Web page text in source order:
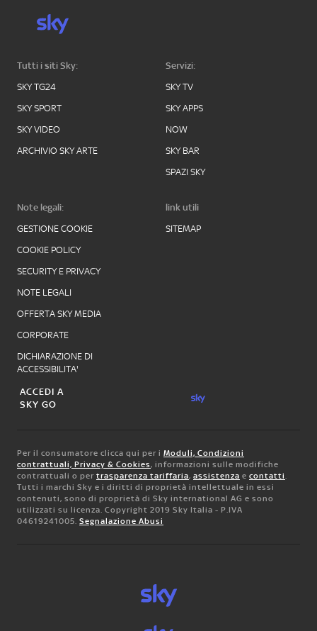
Tutti i siti Sky:
SKY TG24
SKY SPORT
SKY VIDEO
ARCHIVIO SKY ARTE
Servizi:
SKY TV
SKY APPS
NOW
SKY BAR
SPAZI SKY
Note legali:
GESTIONE COOKIE
COOKIE POLICY
SECURITY E PRIVACY
NOTE LEGALI
OFFERTA SKY MEDIA
CORPORATE
DICHIARAZIONE DI
ACCESSIBILITA'
link utili
SITEMAP
ACCEDI A
SKY GO
Per il consumatore clicca qui per i Moduli, Condizioni
contrattuali, Privacy & Cookies, informazioni sulle modifiche
contrattuali o per trasparenza tariffaria, assistenza e contatti.
Tutti i marchi Sky e i diritti di proprietà intellettuale in essi
contenuti, sono di proprietà di Sky international AG e sono
utilizzati su licenza. Copyright 2019 Sky Italia - P.IVA
04619241005. Segnalazione Abusi